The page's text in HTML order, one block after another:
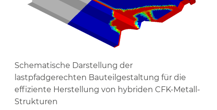
Schematische Darstellung der
lastpfadgerechten Bauteilgestaltung für die
effiziente Herstellung von hybriden CFK-Metall-
Strukturen